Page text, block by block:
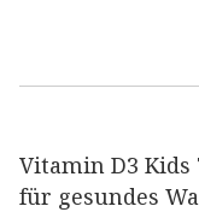
Vitamin D3 Kids
für gesundes